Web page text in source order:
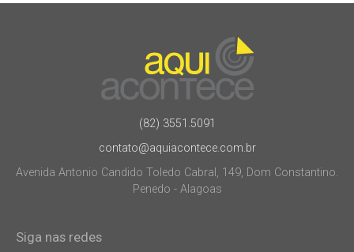
(82) 3551.5091
contato@aquiacontece.com.br
Avenida Antonio Candido Toledo Cabral, 149, Dom Constantino.
Penedo - Alagoas
Siga nas redes